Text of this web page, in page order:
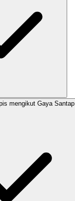
mengikut Gaya Santap